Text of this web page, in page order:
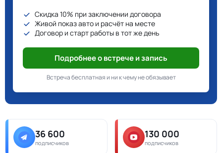
Скидка 10% при заключении договора
Живой показ авто и расчёт на месте
Договор и старт работы в тот же день
Подробнее о встрече и запись
Встреча бесплатная и ни к чему не обязывает
36 600
подписчиков
130 000
подписчиков